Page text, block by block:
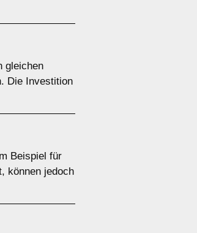
gleichen
Die Investition
Beispiel für
können jedoch